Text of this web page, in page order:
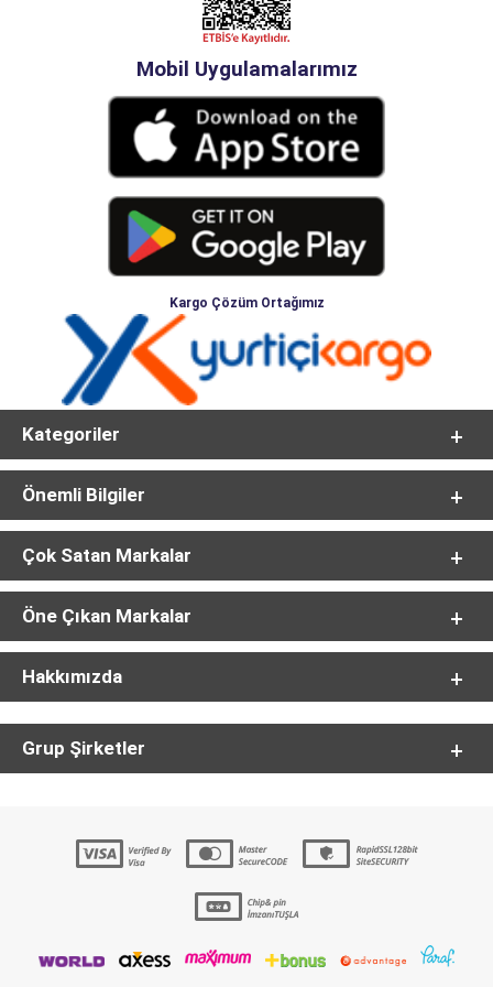
Mobil Uygulamalarımız
Kargo Çözüm Ortağımız
Kategoriler
Önemli Bilgiler
Çok Satan Markalar
Öne Çıkan Markalar
Hakkımızda
Grup Şirketler